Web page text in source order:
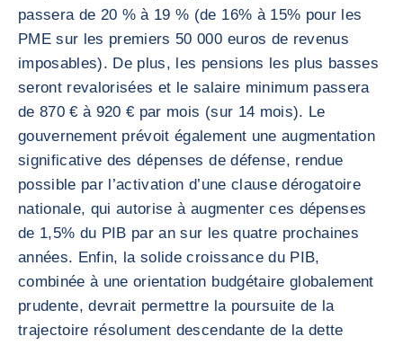
passera de 20 % à 19 % (de 16% à 15% pour les
PME sur les premiers 50 000 euros de revenus
imposables). De plus, les pensions les plus basses
seront revalorisées et le salaire minimum passera
de 870 € à 920 € par mois (sur 14 mois). Le
gouvernement prévoit également une augmentation
significative des dépenses de défense, rendue
possible par l’activation d’une clause dérogatoire
nationale, qui autorise à augmenter ces dépenses
de 1,5% du PIB par an sur les quatre prochaines
années. Enfin, la solide croissance du PIB,
combinée à une orientation budgétaire globalement
prudente, devrait permettre la poursuite de la
trajectoire résolument descendante de la dette